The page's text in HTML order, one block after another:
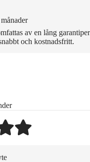
av en lång
och kostnadsfritt.